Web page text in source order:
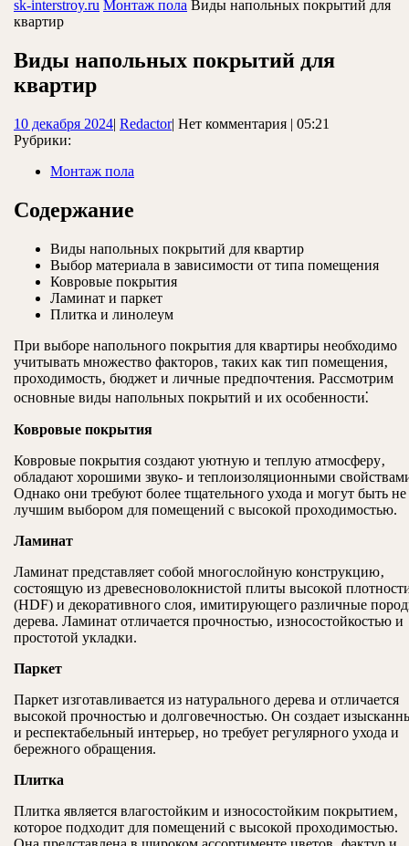
sk-interstroy.ru Монтаж пола Виды напольных покрытий для
квартир
Виды напольных покрытий для
квартир
10 декабря 202410
| RedactorRedactor
| Нет комментария | 05:21
Рубрики:
Монтаж пола
Содержание
Виды напольных покрытий для квартир
Выбор материала в зависимости от типа помещения
Ковровые покрытия
Ламинат и паркет
Плитка и линолеум
При выборе напольного покрытия для квартиры необходимо
учитывать множество факторов‚ таких как тип помещения‚
проходимость‚ бюджет и личные предпочтения. Рассмотрим
основные виды напольных покрытий и их особенности⁚
Ковровые покрытия
Ковровые покрытия создают уютную и теплую атмосферу‚
обладают хорошими звуко- и теплоизоляционными
Однако они требуют более тщательного ухода и могут быть не
лучшим выбором для помещений с высокой проходимостью.
Ламинат
Ламинат представляет собой многослойную конструкцию‚
состоящую из древесноволокнистой плиты высокой
(HDF) и декоративного слоя‚ имитирующего различные
дерева. Ламинат отличается прочностью‚ износостойкостью и
простотой укладки.
Паркет
Паркет изготавливается из натурального дерева и отличается
высокой прочностью и долговечностью. Он создает
и респектабельный интерьер‚ но требует регулярного ухода и
бережного обращения.
Плитка
Плитка является влагостойким и износостойким покрытием‚
которое подходит для помещений с высокой проходимостью.